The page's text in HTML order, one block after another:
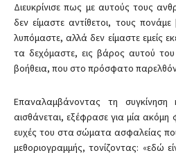
Διευκρίνισε πως με αυτούς τους
δεν είμαστε αντίθετοι, τους
λυπόμαστε, αλλά δεν είμαστε εμείς
τα δεχόμαστε, εις βάρος αυτού του
βοήθεια, που στο πρόσφατο παρελθόν
Επαναλαμβάνοντας τη
αισθάνεται, εξέφρασε για μία ακόμη
ευχές του στα σώματα ασφαλείας
μεθοριογραμμής, τονίζοντας: «εδώ